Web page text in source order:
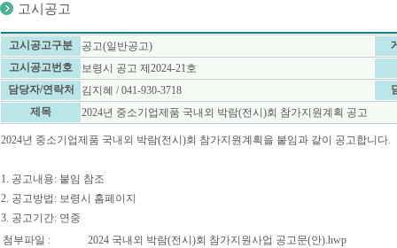
고시공고
고시공고구분 공고(일반공고)
고시공고번호
보령시 공고 제2024-21호
담당자/연락처
김지혜 / 041-930-3718
제목
2024년 중소기업제품 국내외 박람(전시)회 참가지원계획 공고
2024년 중소기업제품 국내외 박람(전시)회 참가지원계획을 붙임과 같이 공고합니다.
1. 공고내용: 붙임 참조
2. 공고방법: 보령시 홈페이지
3. 공고기간: 연중
첨부파일 :
2024 국내외 박람(전시)회 참가지원사업 공고문(안).hwp